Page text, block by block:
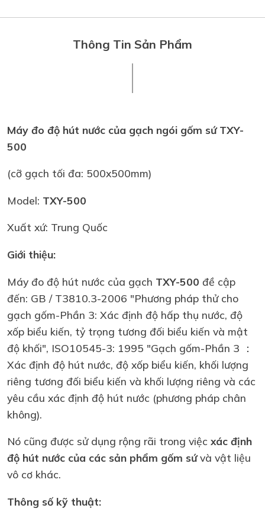
Thông Tin Sản Phẩm
Máy đo độ hút nước của gạch ngói gốm sứ TXY-
500
(cỡ gạch tối đa: 500x500mm)
Model: TXY-500
Xuất xứ: Trung Quốc
Giới thiệu:
Máy đo độ hút nước của gạch TXY-500 đề cập
đến: GB / T3810.3-2006 "Phương pháp thử cho
gạch gốm-Phần 3: Xác định độ hấp thụ nước, độ
xốp biểu kiến, tỷ trọng tương đối biểu kiến và mật
độ khối", ISO10545-3: 1995 "Gạch gốm-Phần 3 ：
Xác định độ hút nước, độ xốp biểu kiến, khối lượng
riêng tương đối biểu kiến và khối lượng riêng và các
yêu cầu xác định độ hút nước (phương pháp chân
không).
Nó cũng được sử dụng rộng rãi trong việc xác định
độ hút nước của các sản phẩm gốm sứvà vật liệu
vô cơ khác.
Thông số kỹ thuật: